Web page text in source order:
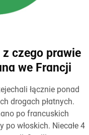
czego prawie
we Francji
łącznie ponad
drogach płatnych.
po francuskich
po włoskich. Niecałe 4